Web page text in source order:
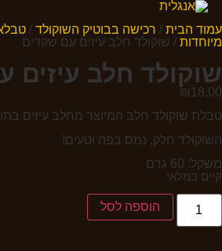
עמוד הבית / רכישה בבוטיק השוקולד /
מיוחדות / שוקולד חלב עיזים עם שקדים
שוקולד חלב עיזים
₪ 18.00
טבלת שוקולד חלב המיוצר מחלב עיזים
השוקולד חלק, נמס בפה וטעים!
משקל: 60 גרם
קיים במלאי
הוספה לסל